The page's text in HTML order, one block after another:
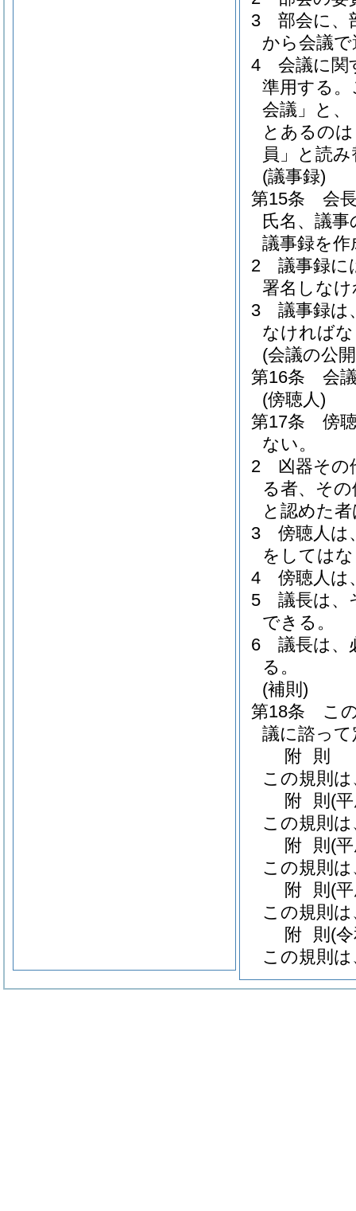
3
部会に、
から会議
4
会議に関
準用する。
会議」と
とあるの
員」と読
(議事録)
第15条
会
氏名、議
議事録を
2
議事録に
署名しな
3
議事録は
なければ
(会議の公
第16条
会
(傍聴人)
第17条
傍
ない。
2
凶器その
る者、そ
と認めた
3
傍聴人は
をしては
4
傍聴人は
5
議長は、
できる。
6
議長は、
る。
(補則)
第18条
こ
議に諮っ
附 則
この規則
附 則 (
この規則
附 則 (
この規則
附 則 (
この規則
附 則 (
この規則